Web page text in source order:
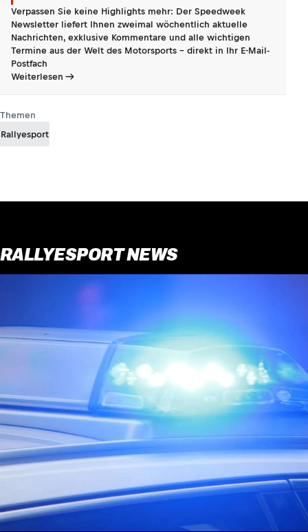
Verpassen Sie keine Highlights mehr: Der Speedweek
Newsletter liefert Ihnen zweimal wöchentlich aktuelle
Nachrichten, exklusive Kommentare und alle wichtigen
Termine aus der Welt des Motorsports - direkt in Ihr E-Mail-
Postfach
Weiterlesen
Themen
Rallyesport
RALLYESPORT NEWS